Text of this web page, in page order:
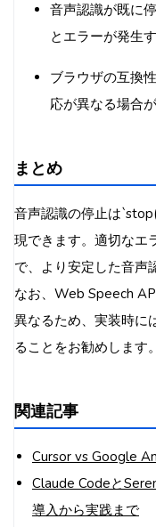
音声認識が既に
とエラーが発生
ブラウザの互換
応が異なる場合
まとめ
音声認識の停止は
現できます。適切なエ
で、より安定した音声
なお、Web Speech
異なるため、実装時に
ることをお勧めします。
関連記事
Cursor vs Google
Claude Codeと
導入から実践まで